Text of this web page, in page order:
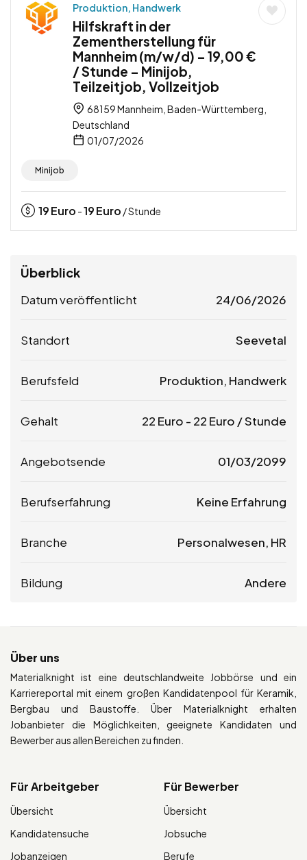
Produktion, Handwerk
Hilfskraft in der
Zementherstellung für
Mannheim (m/w/d) – 19,00 €
/ Stunde – Minijob,
Teilzeitjob, Vollzeitjob
68159 Mannheim, Baden-Württemberg,
Deutschland
01/07/2026
Minijob
19Euro -19Euro / Stunde
Überblick
Datum veröffentlicht 24/06/2026
Standort Seevetal
Berufsfeld Produktion, Handwerk
Gehalt 22 Euro - 22 Euro / Stunde
Angebotsende 01/03/2099
Berufserfahrung Keine Erfahrung
Branche Personalwesen, HR
Bildung Andere
Über uns
Materialknight ist eine deutschlandweite Jobbörse und ein
Karriereportal mit einem großen Kandidatenpool für Keramik,
Bergbau und Baustoffe. Über Materialknight erhalten
Jobanbieter die Möglichkeiten, geeignete Kandidaten und
Bewerber aus allen Bereichen zu finden.
Für Arbeitgeber
Übersicht
Kandidatensuche
Jobanzeigen
Für Bewerber
Übersicht
Jobsuche
Berufe